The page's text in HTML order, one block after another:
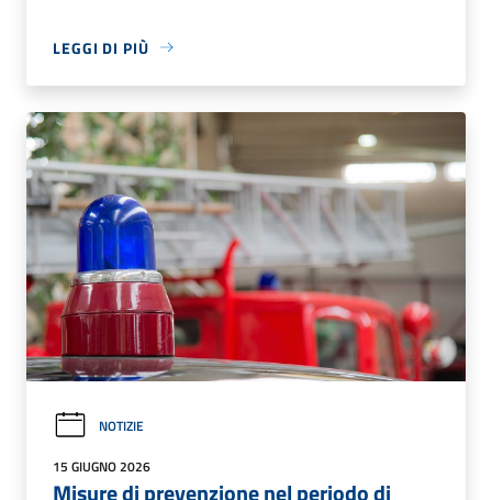
LEGGI DI PIÙ
NOTIZIE
15 GIUGNO 2026
Misure di prevenzione nel periodo di